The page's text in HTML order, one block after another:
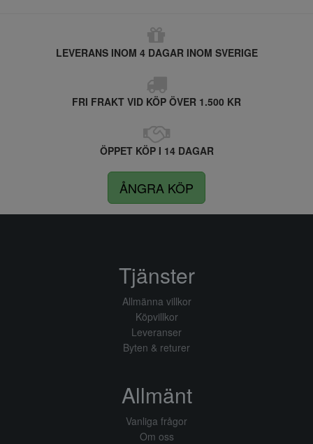
LEVERANS INOM 4 DAGAR INOM SVERIGE
FRI FRAKT VID KÖP ÖVER 1.500 KR
ÖPPET KÖP I 14 DAGAR
ÅNGRA KÖP
Tjänster
Allmänna villkor
Köpvillkor
Leveranser
Byten & returer
Allmänt
Vanliga frågor
Om oss